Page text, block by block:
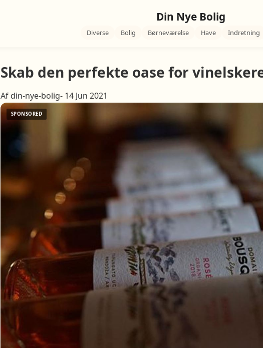
Din Nye Bolig
Diverse Bolig Børneværelse Have Indretning
Skab den perfekte oase for
Af din-nye-bolig- 14 Jun 2021